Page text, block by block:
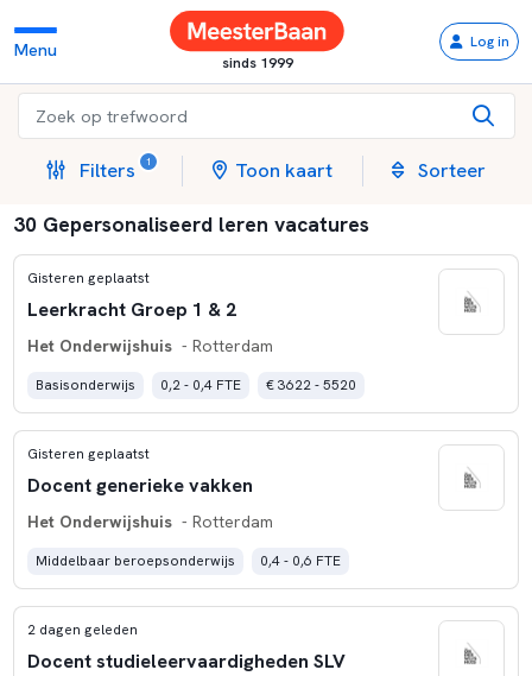
Menu
sinds 1999
Log in
Filters 1 Toon kaart Sorteer
30 Gepersonaliseerd leren vacatures
Gisteren geplaatst
Leerkracht Groep 1 & 2
Het Onderwijshuis - Rotterdam
Basisonderwijs 0,2 - 0,4 FTE € 3622 - 5520
Gisteren geplaatst
Docent generieke vakken
Het Onderwijshuis - Rotterdam
Middelbaar beroepsonderwijs 0,4 - 0,6 FTE
2 dagen geleden
Docent studieleervaardigheden SLV